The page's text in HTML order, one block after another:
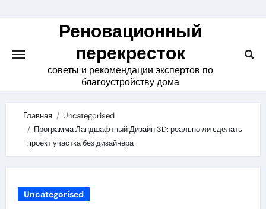
Реновационный
перекресток
советы и рекомендации экспертов по
благоустройству дома
Главная
Uncategorised
Программа Ландшафтный Дизайн 3D: реально ли сделать
проект участка без дизайнера
Uncategorised